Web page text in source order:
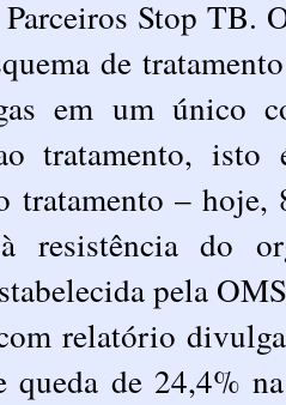
Stop TB.
de
em um único
tratamento, isto
tratamento – hoje,
resistência do
pela
relatório
queda de 24,4%